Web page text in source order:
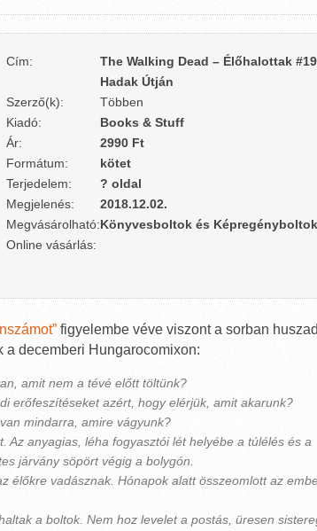
Cím:
The Walking Dead – Élőhalottak
Hadak Útján
Szerző(k):
Többen
Kiadó:
Books & Stuff
Ár:
2990 Ft
Formátum:
kötet
Terjedelem:
? oldal
Megjelenés:
2018.12.02.
Megvásárolható:Könyvesboltok és Képregényboltok
Online vásárlás:
figyelembe véve viszont a sorban
a decemberi Hungarocomixon:
amit nem a tévé előtt töltünk?
erőfeszítéseket azért, hogy elérjük, amit akarunk?
mindarra, amire vágyunk?
Az anyagias, léha fogyasztói lét helyébe a túlélés és a
járvány söpört végig a bolygón.
élőkre vadásznak. Hónapok alatt összeomlott az
a boltok. Nem hoz levelet a postás, üresen